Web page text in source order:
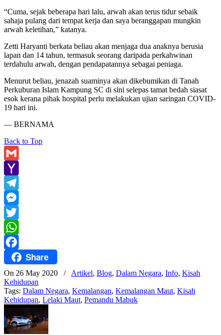
“Cuma, sejak beberapa hari lalu, arwah akan terus tidur sebaik
sahaja pulang dari tempat kerja dan saya beranggapan mungkin
arwah keletihan,” katanya.
Zetti Haryanti berkata beliau akan menjaga dua anaknya berusia
lapan dan 14 tahun, termasuk seorang daripada perkahwinan
terdahulu arwah, dengan pendapatannya sebagai peniaga.
Menurut beliau, jenazah suaminya akan dikebumikan di Tanah
Perkuburan Islam Kampung SC di sini selepas tamat bedah siasat
esok kerana pihak hospital perlu melakukan ujian saringan COVID-
19 hari ini.
— BERNAMA
Back to Top
Gmail
Yahoo
Mail
Telegram
Messenger
Twitter
WhatsApp
FacebookShare
On 26 May 2020 / Artikel, Blog, Dalam Negara, Info, Kisah
Kehidupan
Tags: Dalam Negara, Kemalangan, Kemalangan Maut, Kisah
Kehidupan, Lelaki Maut, Pemandu Mabuk